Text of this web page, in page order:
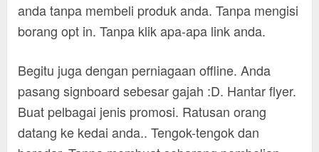
anda tanpa membeli produk anda. Tanpa mengisi
borang opt in. Tanpa klik apa-apa link anda.
Begitu juga dengan perniagaan offline. Anda
pasang signboard sebesar gajah :D. Hantar flyer.
Buat pelbagai jenis promosi. Ratusan orang
datang ke kedai anda.. Tengok-tengok dan